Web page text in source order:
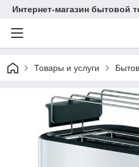
Интернет-магазин бытовой
Товары и услуги